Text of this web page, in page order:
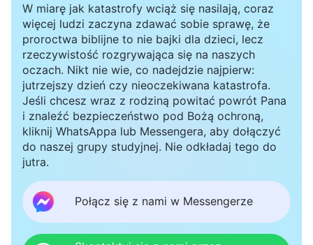
więcej, jest jeszcze bardziej prawdopodobne, że
każdy, kto wyznaje ustami Boga widzialnego, a
także je i pije prawdę wyrażoną przez Niego, a
jednocześnie szuka Boga niejasnego i
niewidzialnego, zostanie zniszczony w
przyszłości. Żaden z tych ludzi nie będzie w
stanie pozostać aż do czasu odpoczynku, który
nadejdzie po zakończeniu Bożego dzieła; w
czasie odpoczynku nie może też pozostać ani
jedna osoba podobna do takich ludzi.
W miarę jak katastrofy wciąż się nasilają, coraz
więcej ludzi zaczyna zdawać sobie sprawę, że
proroctwa biblijne to nie bajki dla dzieci, lecz
rzeczywistość rozgrywająca się na naszych
oczach. Nikt nie wie, co nadejdzie najpierw:
jutrzejszy dzień czy nieoczekiwana katastrofa.
Jeśli chcesz wraz z rodziną powitać powrót Pana
i znaleźć bezpieczeństwo pod Bożą ochroną,
kliknij WhatsAppa lub Messengera, aby dołączyć
do naszej grupy studyjnej. Nie odkładaj tego do
jutra.
Połącz się z nami w Messengerze